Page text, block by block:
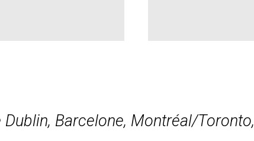
Barcelone, Montréal/Toronto,